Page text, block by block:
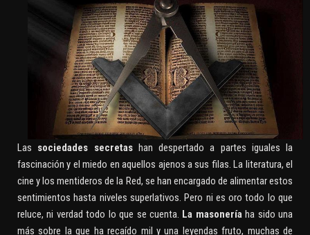
Las sociedades secretashan despertado a partes iguales la
fascinación y el miedo en aquellos ajenos a sus filas. La literatura, el
cine y los mentideros de la Red, se han encargado de alimentar estos
sentimientos hasta niveles superlativos. Pero ni es oro todo lo que
reluce, ni verdad todo lo que se cuenta. La masoneríaha sido una
más sobre la que ha recaído mil y una leyendas fruto, muchas de